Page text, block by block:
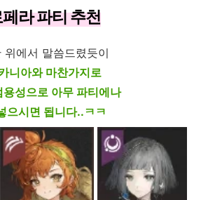
라 파티 추천
위에서 말씀드렸듯이
니아와 마찬가지로
용성으로 아무 파티에나
으시면 됩니다..ㅋㅋ